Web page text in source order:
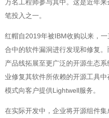
万名工程师参与其中。这是近年
笔投入之一。
红帽自2019年被IBM收购以来，
合中的软件漏洞进行发现和修复
产品线拓展至更广泛的开源生态
业修复其软件所依赖的开源工具
模式向客户提供Lightwell服务。
在实际开发中，企业将开源组件